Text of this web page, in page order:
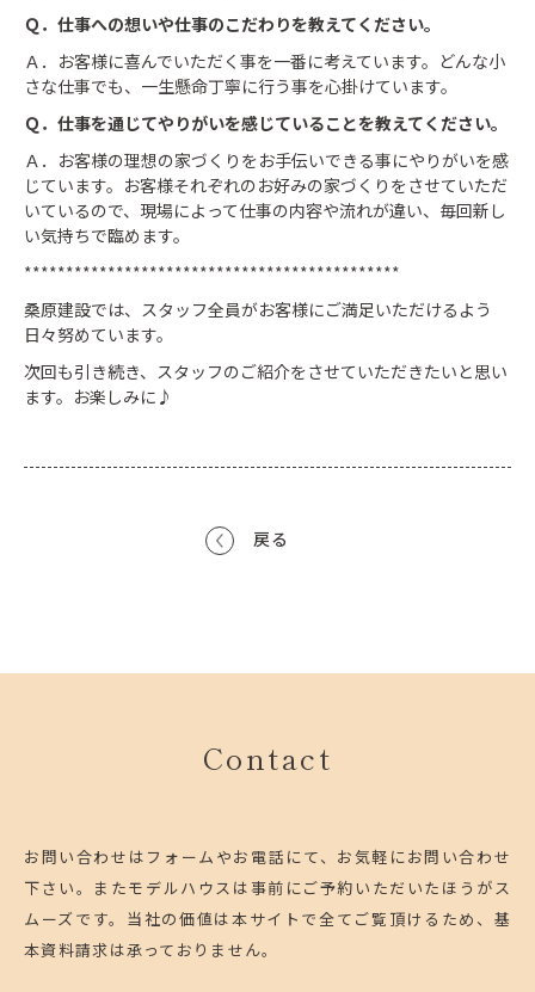
Ｑ．仕事への想いや仕事のこだわりを教えてください。
Ａ．お客様に喜んでいただく事を一番に考えています。どんな小
さな仕事でも、一生懸命丁寧に行う事を心掛けています。
Ｑ．仕事を通じてやりがいを感じていることを教えてください。
Ａ．お客様の理想の家づくりをお手伝いできる事にやりがいを感
じています。お客様それぞれのお好みの家づくりをさせていただ
いているので、現場によって仕事の内容や流れが違い、毎回新し
い気持ちで臨めます。
*********************************************
桑原建設では、スタッフ全員がお客様にご満足いただけるよう
日々努めています。
次回も引き続き、スタッフのご紹介をさせていただきたいと思い
ます。お楽しみに♪
戻る
Contact
お問い合わせはフォームやお電話にて、お気軽にお問い合わせ
下さい。 またモデルハウスは事前にご予約いただいたほうがス
ムーズです。 当社の価値は本サイトで全てご覧頂けるため、基
本資料請求は承っておりません。